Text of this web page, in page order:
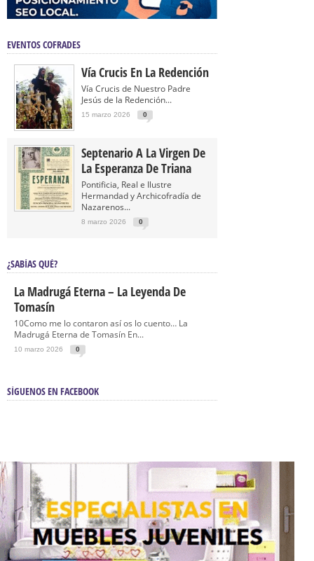
EVENTOS COFRADES
Vía Crucis En La Redención
Vía Crucis de Nuestro Padre
Jesús de la Redención...
15 marzo 2026 0
Septenario A La Virgen De
La Esperanza De Triana
Pontificia, Real e Ilustre
Hermandad y Archicofradía de
Nazarenos...
8 marzo 2026 0
¿SABÍAS QUÉ?
La Madrugá Eterna – La Leyenda De
Tomasín
10Como me lo contaron así os lo cuento… La
Madrugá Eterna de Tomasín En...
10 marzo 2026 0
SÍGUENOS EN FACEBOOK